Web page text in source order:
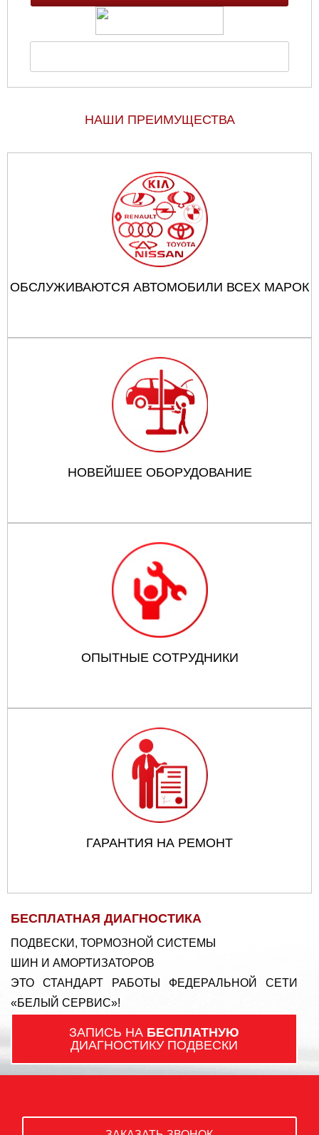
НАШИ ПРЕИМУЩЕСТВА
ОБСЛУЖИВАЮТСЯ АВТОМОБИЛИ ВСЕХ МАРОК
НОВЕЙШЕЕ ОБОРУДОВАНИЕ
ОПЫТНЫЕ СОТРУДНИКИ
ГАРАНТИЯ НА РЕМОНТ
БЕСПЛАТНАЯ ДИАГНОСТИКА
ПОДВЕСКИ, ТОРМОЗНОЙ СИСТЕМЫ
ШИН И АМОРТИЗАТОРОВ
ЭТО СТАНДАРТ РАБОТЫ ФЕДЕРАЛЬНОЙ СЕТИ
«БЕЛЫЙ СЕРВИС»!
ЗАПИСЬ НА БЕСПЛАТНУЮ
ДИАГНОСТИКУ ПОДВЕСКИ